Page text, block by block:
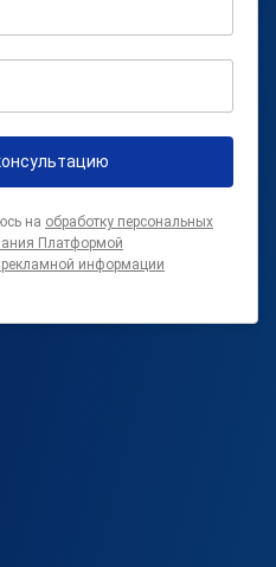
на обработку персональных
Платформой
информации